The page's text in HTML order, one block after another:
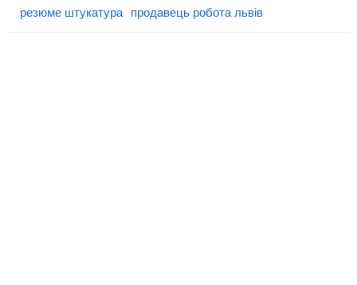
резюме штукатура
продавець робота львів